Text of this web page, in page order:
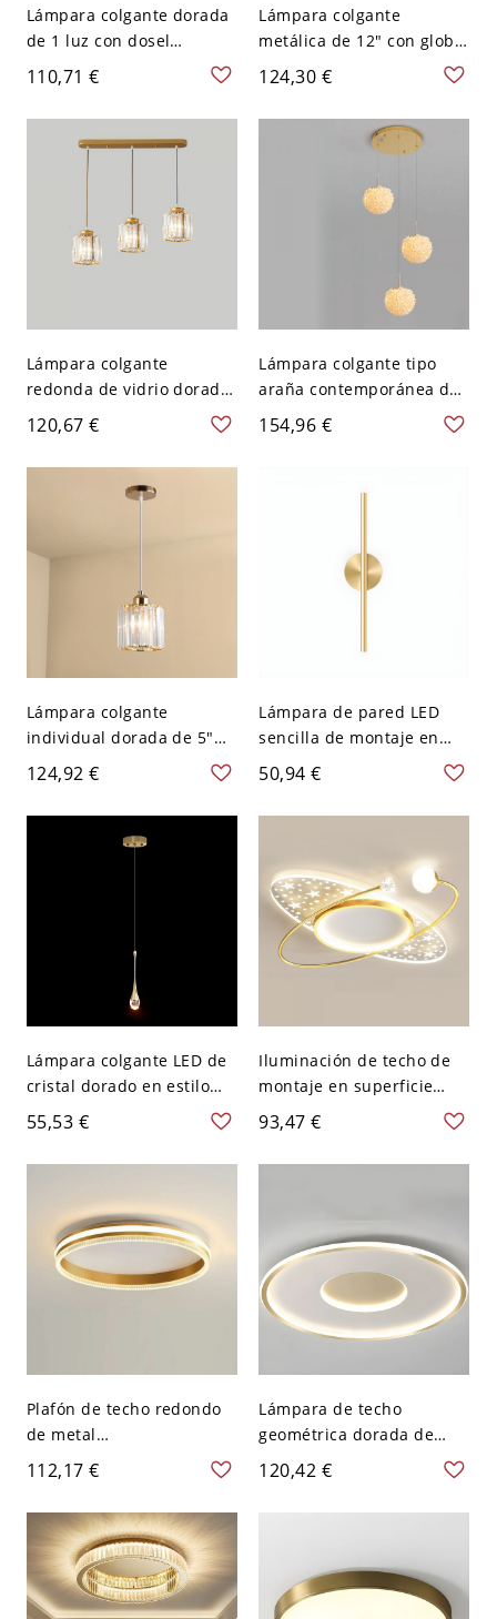
Lámpara colgante dorada
de 1 luz con dosel
redondo, detalle de
madera y pantalla de
plástico para isla de
cocina o mesita de noche
110,71 €
Lámpara colgante
metálica de 12" con globo
de vidrio y detalle de
rama, plafón decorativo
para rincones de
comedor, entradas o
124,30 €
Lámpara colgante
redonda de vidrio dorado
de 3 luces con dosel
lineal, luminaria de techo
suspendida para isla de
cocina, 22.5" de largo
120,67 €
Lámpara colgante tipo
araña contemporánea de
3 luces con globo de
cristal en dorado, dosel
con cables colgantes
154,96 €
Lámpara colgante
individual dorada de 5"
con pantalla cilíndrica de
vidrio acanalado y soporte
de techo metálico
moderno para isla de
124,92 €
Lámpara de pared LED
sencilla de montaje en
pared estilo nórdico para
sala de estar - 110 A 120 V
Dorado Redondo 59,69 cm
50,94 €
Lámpara colgante LED de
cristal dorado en estilo
artístico moderno. Luz de
teardrop de aluminio para
dormitorio - 110 A 120 V 1
55,53 €
Iluminación de techo de
montaje en superficie
metálica dorada/negra
con pantalla acrílica -
Dorado 110 A 120 V Tercer
93,47 €
Plafón de techo redondo
de metal
dorado/negro/blanco con
pantalla acrílica - Dorado
110 A 120 V Tercer Gear
112,17 €
Lámpara de techo
geométrica dorada de
montaje al ras con
pantalla de gel de sílice
blanco para interior - 110
120,42 €